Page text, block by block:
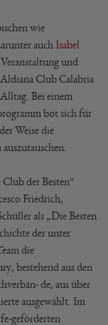
wie
auch Isabel
und
Club Calabria
Bei einem
bot sich für
Weise die
der Besten“
Friedrich,
als „Die Besten
der unter
die
bestehend aus den
de, aus über
ausgewählt. Im
geförderten